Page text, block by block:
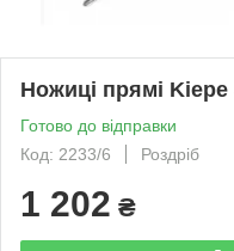
Ножиці прямі
Готово до відправки
Код: 2233/6
Роздріб
1 202 ₴